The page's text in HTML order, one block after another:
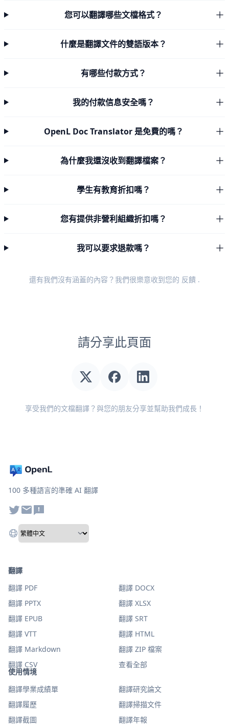
您可以翻譯哪些文檔格式？
什麼是翻譯文件的雙語版本？
有哪些付款方式？
我的付款信息安全嗎？
OpenL Doc Translator 是免費的嗎？
為什麼我還沒收到翻譯檔案？
學生有教育折扣嗎？
您有提供非營利組織折扣嗎？
我可以要求退款嗎？
還有我們沒有涵蓋的內容？我們很樂意收到您的 反饋 .
請分享此頁面
享受我們的文檔翻譯？與您的朋友分享並幫助我們成長！
100 多種語言的準確 AI 翻譯
使用情境
翻譯學業成績單
翻譯研究論文
翻譯履歷
翻譯掃描文件
翻譯截圖
翻譯年報
翻譯
翻譯 PDF
翻譯 DOCX
翻譯 PPTX
翻譯 XLSX
翻譯 EPUB
翻譯 SRT
翻譯 VTT
翻譯 HTML
翻譯 Markdown
翻譯 ZIP 檔案
翻譯 CSV
查看全部